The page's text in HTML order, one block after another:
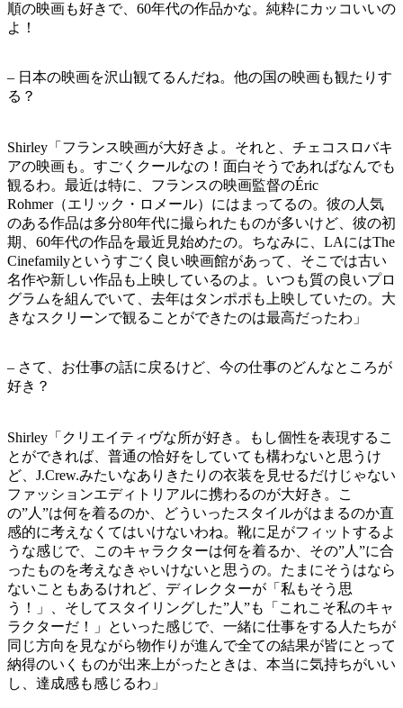
順の映画も好きで、60年代の作品かな。純粋にカッコいいの
よ！
– 日本の映画を沢山観てるんだね。他の国の映画も観たりす
る？
Shirley「フランス映画が大好きよ。それと、チェコスロバキ
アの映画も。すごくクールなの！面白そうであればなんでも
観るわ。最近は特に、フランスの映画監督のÉric
Rohmer（エリック・ロメール）にはまってるの。彼の人気
のある作品は多分80年代に撮られたものが多いけど、彼の初
期、60年代の作品を最近見始めたの。ちなみに、LAにはThe
Cinefamilyというすごく良い映画館があって、そこでは古い
名作や新しい作品も上映しているのよ。いつも質の良いプロ
グラムを組んでいて、去年はタンポポも上映していたの。大
きなスクリーンで観ることができたのは最高だったわ」
– さて、お仕事の話に戻るけど、今の仕事のどんなところが
好き？
Shirley「クリエイティヴな所が好き。もし個性を表現するこ
とができれば、普通の恰好をしていても構わないと思うけ
ど、J.Crew.みたいなありきたりの衣装を見せるだけじゃない
ファッションエディトリアルに携わるのが大好き。こ
の”人”は何を着るのか、どういったスタイルがはまるのか直
感的に考えなくてはいけないわね。靴に足がフィットするよ
うな感じで、このキャラクターは何を着るか、その”人”に合
ったものを考えなきゃいけないと思うの。たまにそうはなら
ないこともあるけれど、ディレクターが「私もそう思
う！」、そしてスタイリングした”人”も「これこそ私のキャ
ラクターだ！」といった感じで、一緒に仕事をする人たちが
同じ方向を見ながら物作りが進んで全ての結果が皆にとって
納得のいくものが出来上がったときは、本当に気持ちがいい
し、達成感も感じるわ」